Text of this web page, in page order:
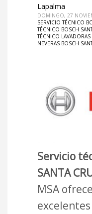
Lapalma
DOMINGO, 27
SERVICIO TÉCNICO
TÉCNICO BOSCH
TÉCNICO
NEVERAS BOSCH
Servicio
SANTA
MSA